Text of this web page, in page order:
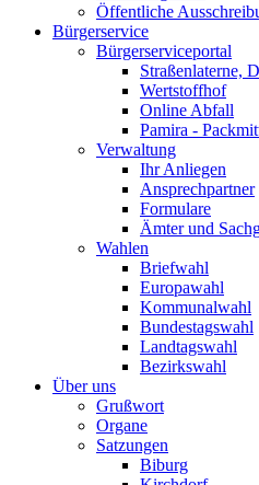
Öffentliche
Bürgerservice
Bürgerserviceportal
Straßenlaterne,
Wertstoffhof
Online Abfall
Pamira -
Verwaltung
Ihr Anliegen
Ansprechpartner
Formulare
Ämter und
Wahlen
Briefwahl
Europawahl
Kommunalwahl
Bundestagswahl
Landtagswahl
Bezirkswahl
Über uns
Grußwort
Organe
Satzungen
Biburg